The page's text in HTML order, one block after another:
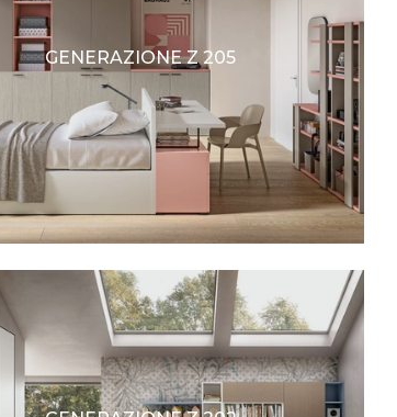
GENERAZIONE Z 205